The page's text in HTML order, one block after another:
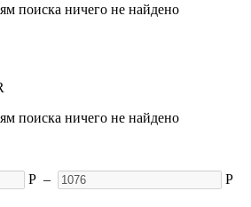
поиска ничего не найдено
поиска ничего не найдено
Р – Р